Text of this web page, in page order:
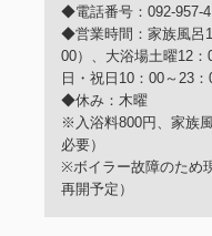
◆電話番号：092-957-
◆営業時間：家族風呂
00）、大浴場土曜12：
日・祝日10：00～23：
◆休み：木曜
※入浴料800円、家族
必要）
※ボイラー故障のため
再開予定）